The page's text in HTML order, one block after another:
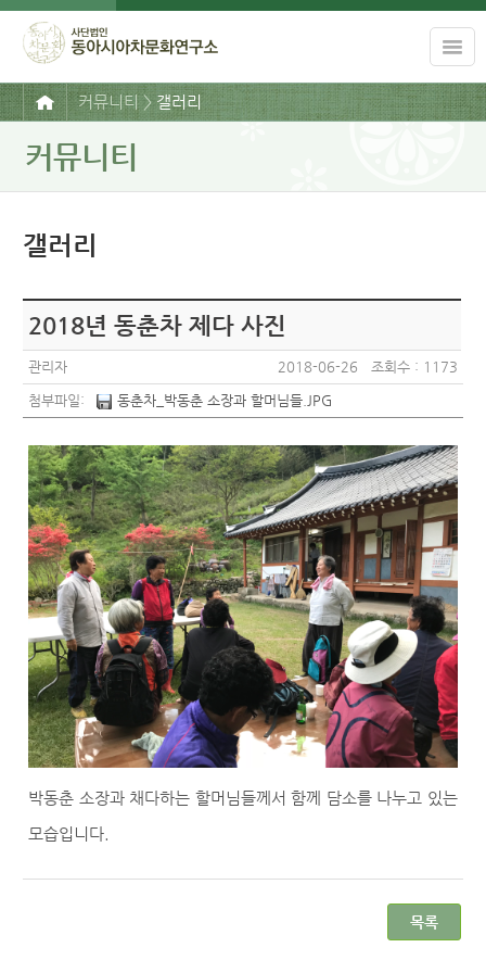
커뮤니티 > 갤러리
커뮤니티
갤러리
2018년 동춘차 제다 사진
관리자 2018-06-26 조회수 : 1173
첨부파일: 동춘차_박동춘 소장과 할머님들.JPG
박동춘 소장과 채다하는 할머님들께서 함께 담소를 나누고 있는
모습입니다.
목록